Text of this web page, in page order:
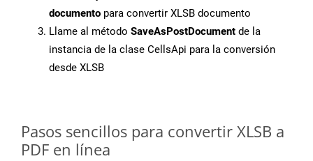
documento para convertir XLSB documento
Llame al método SaveAsPostDocument de la
instancia de la clase CellsApi para la conversión
desde XLSB
Pasos sencillos para convertir XLSB a
PDF en línea